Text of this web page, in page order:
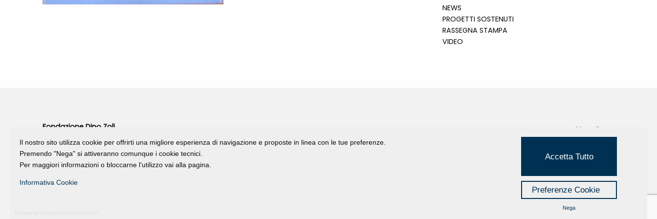
NEWS
PROGETTI SOSTENUTI
RASSEGNA STAMPA
VIDEO
Fondazione Dino Zoli
viale Bologna 288, Forlì
Fondo dot. euro 285.000 i.v.
CF e P.IVA 03692820404
Isc.Reg Per.Giu. n. 10404
Cookie Policy
Managed by Hi-Net
Il nostro sito utilizza cookie per offrirti una migliore esperienza di navigazione e proposte in linea con le tue preferenze.
Premendo "Nega" si attiveranno comunque i cookie tecnici.
Per maggiori informazioni o bloccarne l'utilizzo vai alla pagina.
Informativa Cookie
Accetta Tutto
Preferenze Cookie
Nega